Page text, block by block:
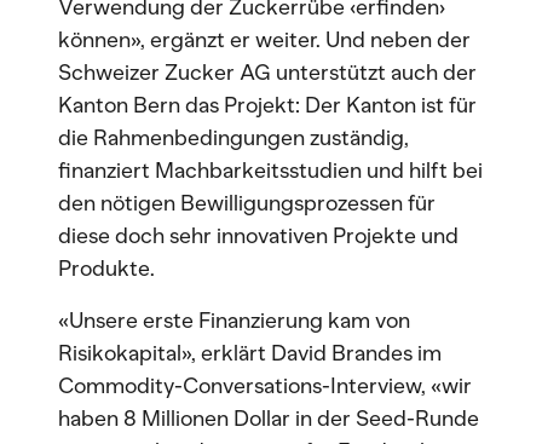
Verwendung der Zuckerrübe ‹erfinden›
können», ergänzt er weiter. Und neben der
Schweizer Zucker AG unterstützt auch der
Kanton Bern das Projekt: Der Kanton ist für
die Rahmenbedingungen zuständig,
finanziert Machbarkeitsstudien und hilft bei
den nötigen Bewilligungsprozessen für
diese doch sehr innovativen Projekte und
Produkte.
«Unsere erste Finanzierung kam von
Risikokapital», erklärt David Brandes im
Commodity-Conversations-Interview, «wir
haben 8 Millionen Dollar in der Seed-Runde